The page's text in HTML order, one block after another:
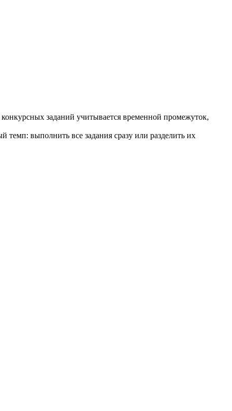
заданий учитывается временной промежуток,
выполнить все задания сразу или разделить их